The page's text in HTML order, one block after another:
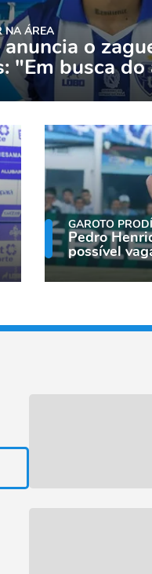
NA ÁREA
o
"Em busca do
GAROTO
Pedro
possível